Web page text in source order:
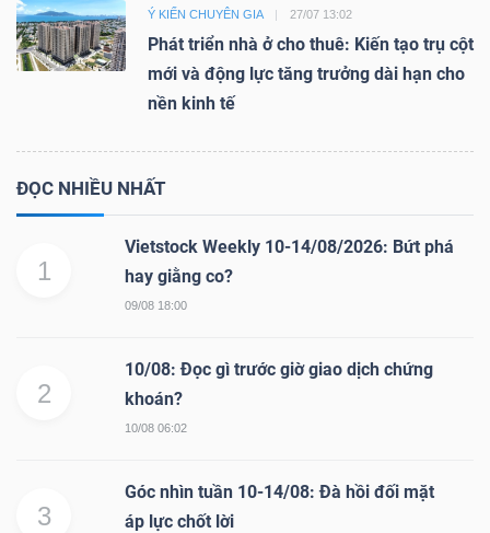
Ý KIẾN CHUYÊN GIA 27/07 13:02
Phát triển nhà ở cho thuê: Kiến tạo trụ cột
mới và động lực tăng trưởng dài hạn cho
nền kinh tế
ĐỌC NHIỀU NHẤT
1
Vietstock Weekly 10-14/08/2026: Bứt phá
hay giằng co?
09/08 18:00
2
10/08: Đọc gì trước giờ giao dịch chứng
khoán?
10/08 06:02
3
Góc nhìn tuần 10-14/08: Đà hồi đối mặt
áp lực chốt lời